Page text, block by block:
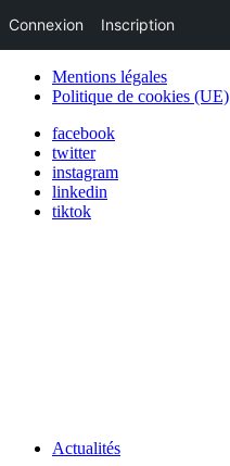
Mentions légales
Politique de cookies (UE)
facebook
twitter
instagram
linkedin
tiktok
Actualités
Connexion Inscription